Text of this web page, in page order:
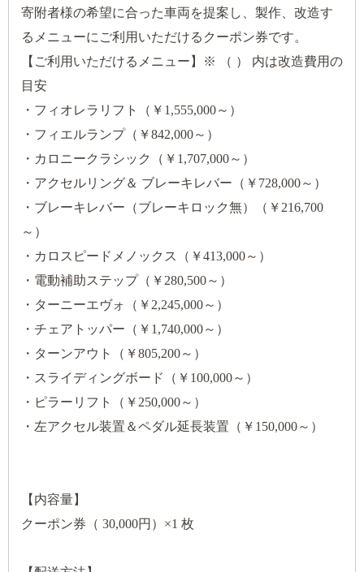
寄附者様の希望に合った車両を提案し、製作、改造す
るメニューにご利用いただけるクーポン券です。
【ご利用いただけるメニュー】※ （ ） 内は改造費用の
目安
・フィオレラリフト（￥1,555,000～）
・フィエルランプ（￥842,000～）
・カロニークラシック（￥1,707,000～）
・アクセルリング＆ ブレーキレバー（￥728,000～）
・ブレーキレバー（ブレーキロック無）（￥216,700
～）
・カロスピードメノックス（￥413,000～）
・電動補助ステップ（￥280,500～）
・ターニーエヴォ（￥2,245,000～）
・チェアトッパー（￥1,740,000～）
・ターンアウト（￥805,200～）
・スライディングボード（￥100,000～）
・ピラーリフト（￥250,000～）
・左アクセル装置＆ペダル延長装置（￥150,000～）
【内容量】
クーポン券（ 30,000円）×1 枚